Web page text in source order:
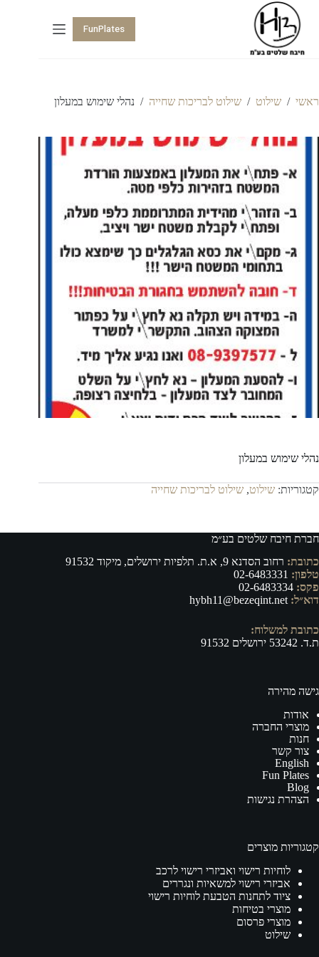
FunPlates
ראשי / שילוט / שילוט לבריכות שחייה / נהלי שימוש במעלון
נהלי שימוש במעלון
קטגוריות: שילוט, שילוט לבריכות שחייה
חברת חיבח שלטים בע״מ
כתובת: רחוב הסדנא 9, א.ת. תלפיות ירושלים, מיקוד 91532
טלפון: 02-6483331
פקס:
דוא״ל: hybh11@bezeqint.net
כתובת למשלוח:
ת.ד. 53242 ירושלים 91532
גישה מהירה
אודות
מוצרי החברה
חנות
צור קשר
English
Fun Plates
Blog
הצהרת נגישות
קטגוריות מוצרים
לוחיות רישוי ואביזרי רישוי לרכב
אביזרי רישוי למשאיות ונגררים
ציוד לתחנות הטבעת לוחיות רישוי
מוצרי בטיחות
מוצרי פרסום
שילוט